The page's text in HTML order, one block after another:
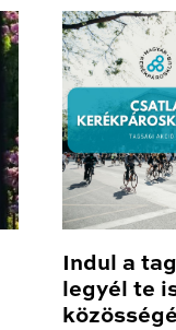
Indul a
legyél te